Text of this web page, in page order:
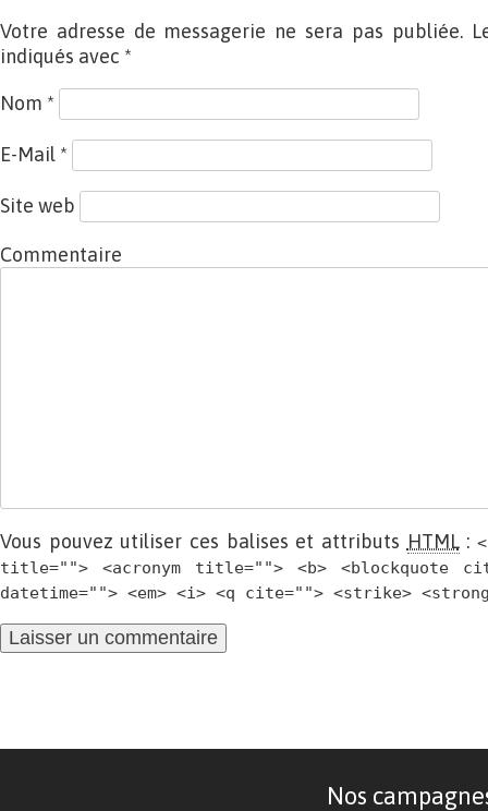
Votre adresse de messagerie ne sera pas publiée.
indiqués avec *
Nom *
E-Mail *
Site web
Commentaire
Vous pouvez utiliser ces balises et attributs HTML:
title=""> <acronym title=""> <b> <blockquote
datetime=""> <em> <i> <q cite=""> <strike>
Nos